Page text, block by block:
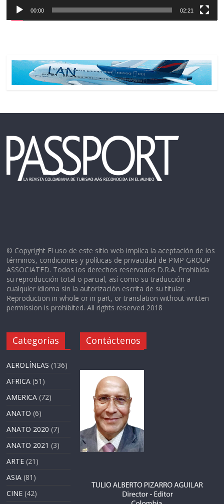
00:00 02:21
© Copyright El uso de este sitio web implica la aceptación de los
términos, condiciones y políticas de privacidad de PMP GROUP
ASSOCIATED. Todos los derechos reservados D.R.A. Prohibida
su reproducción total o parcial, así como su traducción a
cualquier idioma sin la autorización escrita de su titular.
Reproduction in whole or in part, or translation without written
permission is prohibited. All rights reserved 2018
Categorías
AEROLÍNEAS (136)
AFRICA (51)
AMERICA (72)
ANATO (6)
ANATO 2020 (7)
ANATO 2021 (3)
ARTE (21)
ASIA (81)
CINE (42)
Contáctenos